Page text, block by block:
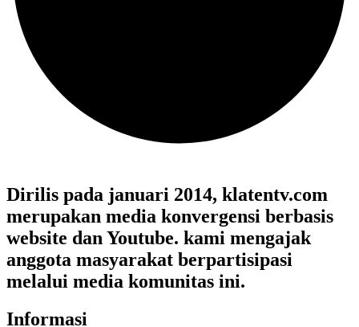
Dirilis pada januari 2014, klatentv.com
merupakan media konvergensi berbasis
website dan Youtube. kami mengajak
anggota masyarakat berpartisipasi
melalui media komunitas ini.
Informasi